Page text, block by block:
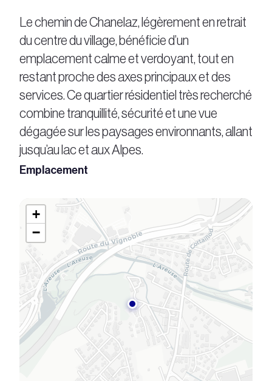
Le chemin de Chanelaz, légèrement en retrait
du centre du village, bénéficie d’un
emplacement calme et verdoyant, tout en
restant proche des axes principaux et des
services. Ce quartier résidentiel très recherché
combine tranquillité, sécurité et une vue
dégagée sur les paysages environnants, allant
jusqu’au lac et aux Alpes.
Emplacement
+
−